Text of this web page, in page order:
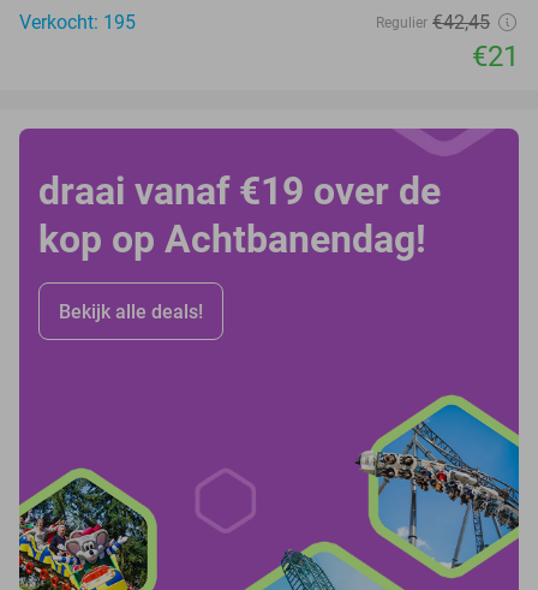
Verkocht: 195
Regulier €42,45
€21
draai vanaf €19 over de
kop op Achtbanendag!
Bekijk alle deals!